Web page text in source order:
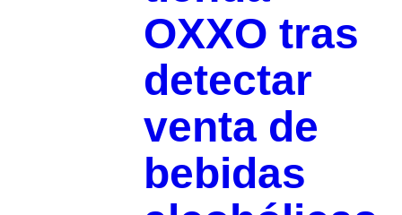
OXXO tras
detectar
venta de
bebidas